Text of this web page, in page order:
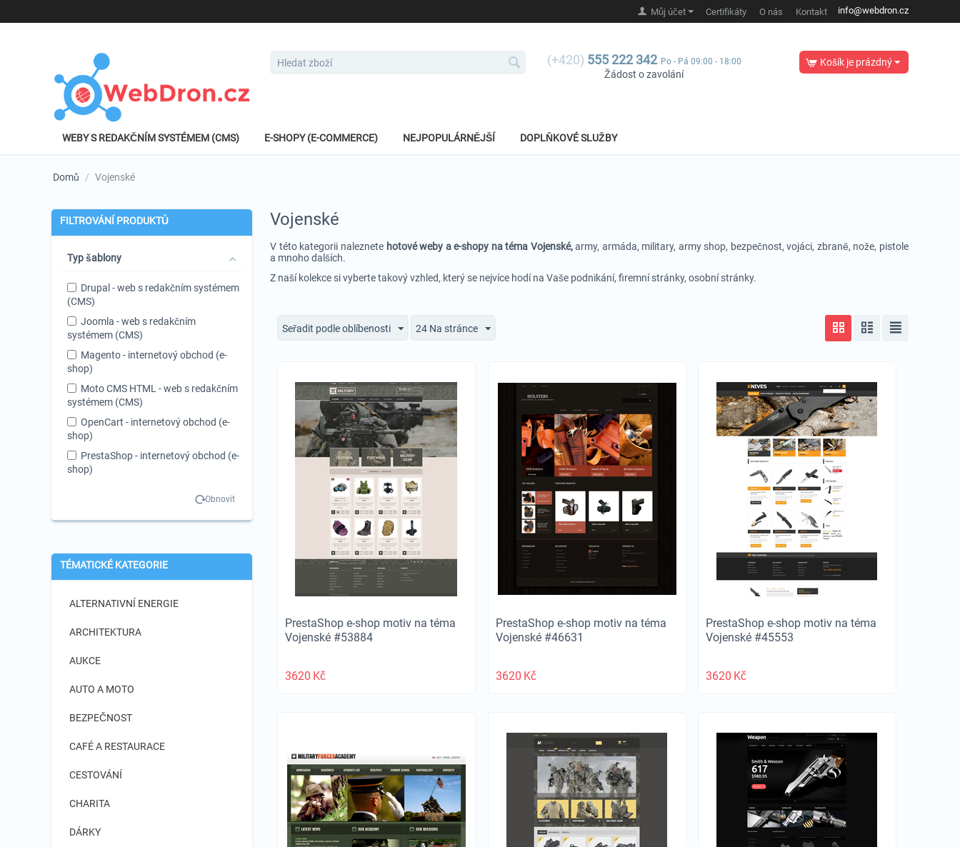
info@webdron.cz
Certifikáty O nás Kontakt
Můj účet
(+420) 555 222 342 Po - Pá 09:00 - 18:00
Žádost o zavolání
Košík je prázdný
WEBY S REDAKČNÍM SYSTÉMEM (CMS) E-SHOPY (E-COMMERCE) NEJPOPULÁRNĚJŠÍ DOPLŇKOVÉ SLUŽBY
Domů / Vojenské
FILTROVÁNÍ PRODUKTŮ
Typ šablony
Drupal - web s redakčním systémem
(CMS)
Joomla - web s redakčním
systémem (CMS)
Magento - internetový obchod (e-
shop)
Moto CMS HTML - web s redakčním
systémem (CMS)
OpenCart - internetový obchod (e-
shop)
PrestaShop - internetový obchod (e-
shop)
WooCommerce - internetový
Zen Cart - internetový obchod (e-
shop)
Obnovit
TÉMATICKÉ KATEGORIE
ALTERNATIVNÍ ENERGIE
ARCHITEKTURA
AUKCE
AUTO A MOTO
BEZPEČNOST
CAFÉ A RESTAURACE
CESTOVÁNÍ
CHARITA
DÁRKY
Vojenské
V této kategorii naleznete hotové weby a e-shopy na téma Vojenské,army, armáda, military, army shop, bezpečnost, vojáci, zbraně, nože, pistole
a mnoho dalších.
Z naší kolekce si vyberte takový vzhled, který se nejvíce hodí na Vaše podnikání, firemní stránky, osobní stránky.
Seřadit podle oblíbenosti 24 Na stránce
PrestaShop e-shop motiv na téma
Vojenské #53884
3620 Kč
PrestaShop e-shop motiv na téma
Vojenské #46631
3620 Kč
PrestaShop e-shop motiv na téma
Vojenské #45553
3620 Kč